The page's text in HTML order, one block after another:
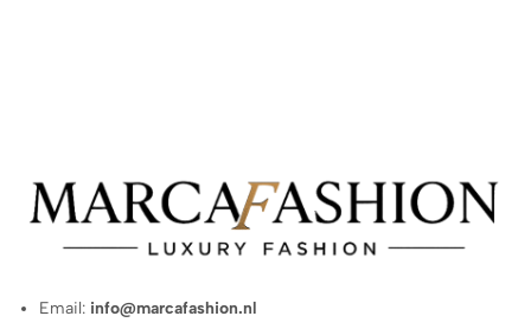
Email: info@marcafashion.nl